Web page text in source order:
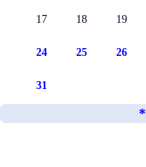
17 18 19
24 25 26
31
*